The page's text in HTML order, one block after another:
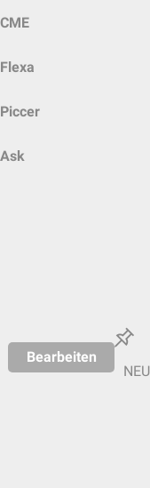
CME
Flexa
Piccer
Ask
Bearbeiten